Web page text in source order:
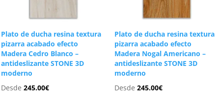
Plato de ducha resina textura
pizarra acabado efecto
Madera Cedro Blanco –
antideslizante STONE 3D
moderno
Desde245.00€
Plato de ducha resina textura
pizarra acabado efecto
Madera Nogal Americano –
antideslizante STONE 3D
moderno
Desde 245.00€